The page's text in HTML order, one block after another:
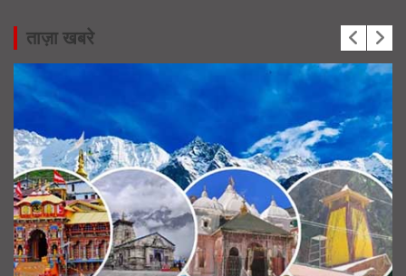
ताज़ा खबरे